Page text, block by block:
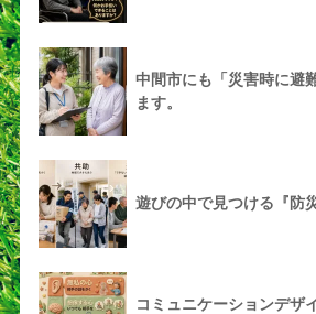
中間市にも「災害時に避
ます。
遊びの中で見つける『防
コミュニケーションデザ